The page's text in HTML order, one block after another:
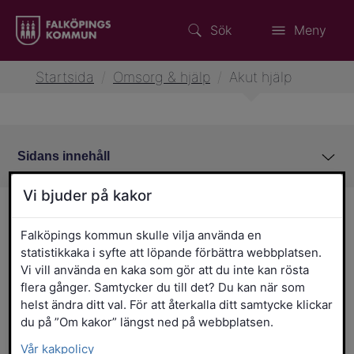
Sök Meny
Startsida Omsorg & hjälp Akut hjälp
Sidans innehåll
Akut hjälp
Här finns telefonnummer som du kan
ringa till om du eller någon annan inte mår
bra och behöver akut hjälp.
Vi bjuder på kakor
Falköpings kommun skulle vilja använda en
statistikkaka i syfte att löpande förbättra webbplatsen.
Vi vill använda en kaka som gör att du inte kan rösta
flera gånger. Samtycker du till det? Du kan när som
helst ändra ditt val. För att återkalla ditt samtycke klickar
du på ”Om kakor” längst ned på webbplatsen.
Vår kakpolicy